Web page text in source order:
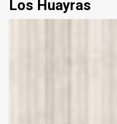
Los Huayras